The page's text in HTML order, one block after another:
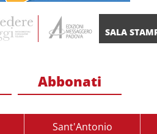
SALA
Abbonati
Sant'Antonio